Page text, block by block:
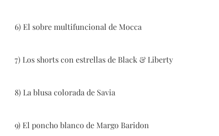
6) El sobre multifuncional de Mocca
7) Los shorts con estrellas de Black & Liberty
8) La blusa colorada de Savia
9) El poncho blanco de Margo Baridon